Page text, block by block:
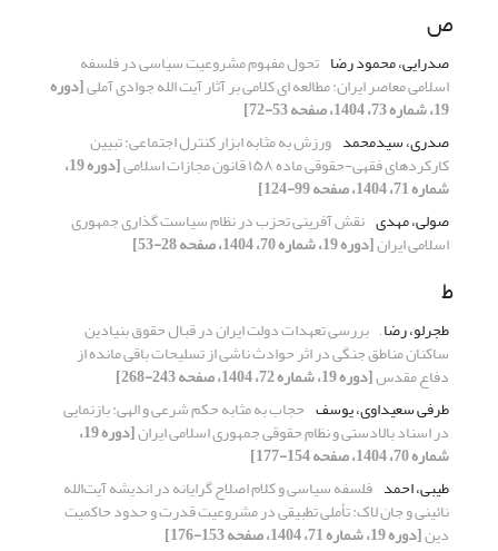
ص
صدرایی، محمود رضا تحول مفهوم مشروعیت سیاسی در فلسفه
اسلامی معاصر ایران: مطالعه‌ ای کلامی بر آثار آیت الله جوادی آملی[دوره
19، شماره 73، 1404، صفحه 53-72]
صدری، سیدمحمد ورزش به مثابه ابزار کنترل اجتماعی: تبیین
کارکردهای فقهی-حقوقی ماده ۱۵۸ قانون مجازات اسلامی [دوره 19،
شماره 71، 1404، صفحه 99-124]
صولی، مهدی نقش آفرینی تحزب در نظام سیاست گذاری جمهوری
اسلامی ایران[دوره 19، شماره 70، 1404، صفحه 28-53]
ط
طجرلو، رضا , بررسی تعهدات دولت ایران در قبال حقوق بنیادین
ساکنان مناطق جنگی در اثر حوادث ناشی از تسلیحات باقی‌ مانده از
دفاع مقدس[دوره 19، شماره 72، 1404، صفحه 243-268]
طرفی سعیداوی، یوسف حجاب به ‌مثابه حکم شرعی و الهی: بازنمایی
در اسناد بالادستی و نظام حقوقی جمهوری اسلامی ایران [دوره 19،
شماره 70، 1404، صفحه 154-177]
طیبی، احمد فلسفه سیاسی و کلام اصلاح‌ گرایانه در اندیشه آیت‌الله
نائینی و جان لاک: تأملی تطبیقی در مشروعیت قدرت و حدود حاکمیت
دین[دوره 19، شماره 71، 1404، صفحه 153-176]